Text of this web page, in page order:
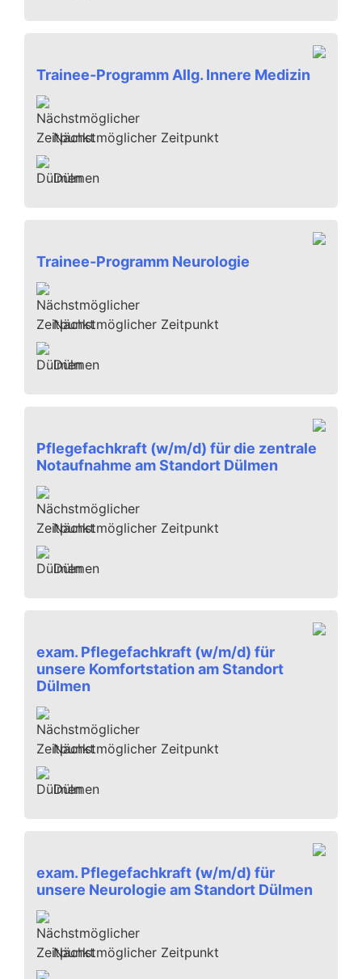
Trainee-Programm Allg. Innere Medizin
Nächstmöglicher Zeitpunkt
Dülmen
Trainee-Programm Neurologie
Nächstmöglicher Zeitpunkt
Dülmen
Pflegefachkraft (w/m/d) für die zentrale
Notaufnahme am Standort Dülmen
Nächstmöglicher Zeitpunkt
Dülmen
exam. Pflegefachkraft (w/m/d) für
unsere Komfortstation am Standort
Dülmen
Nächstmöglicher Zeitpunkt
Dülmen
exam. Pflegefachkraft (w/m/d) für
unsere Neurologie am Standort Dülmen
Nächstmöglicher Zeitpunkt